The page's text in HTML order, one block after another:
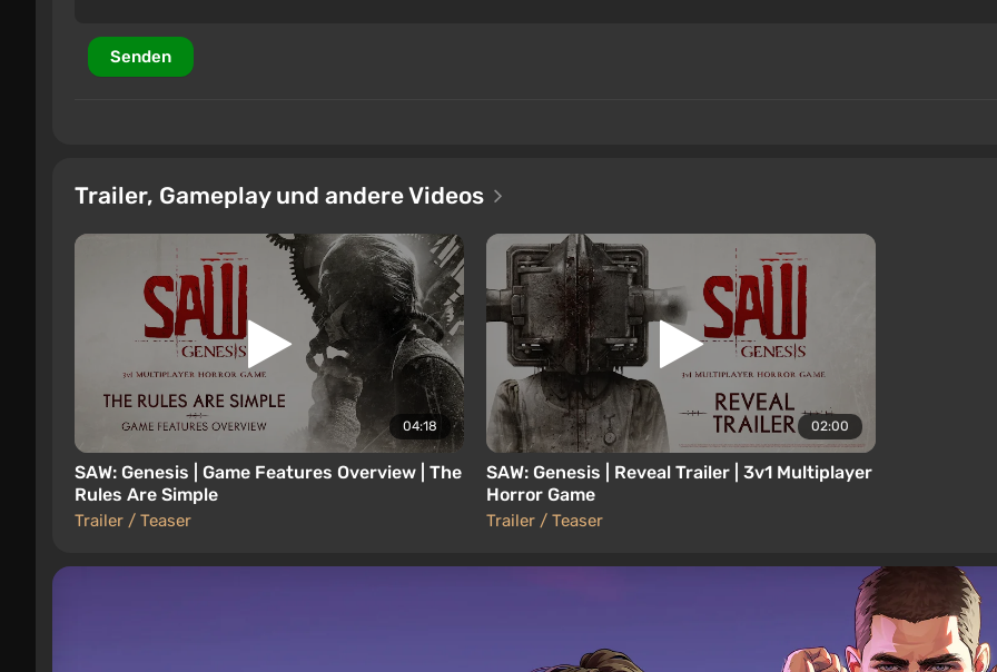
Senden
Trailer, Gameplay und andere Videos
04:18
SAW: Genesis | Game Features Overview | The
Rules Are Simple
Trailer / Teaser
02:00
SAW: Genesis | Reveal Trailer | 3v1 Multiplayer
Horror Game
Trailer / Teaser